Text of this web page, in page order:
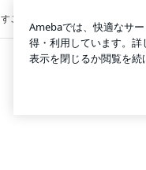
すごい剣幕で私に訴えてきた患者